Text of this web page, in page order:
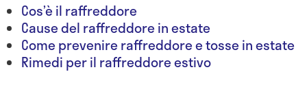
Cos’è il raffreddore
Cause del raffreddore in estate
Come prevenire raffreddore e tosse in estate
Rimedi per il raffreddore estivo